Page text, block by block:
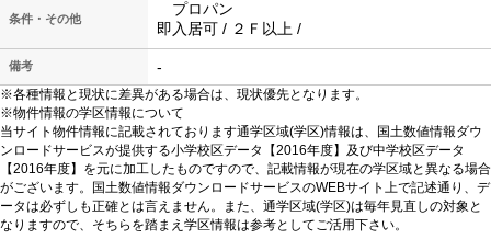
条件・その他
プロパン
即入居可 / ２Ｆ以上 /
備考 -
※各種情報と現状に差異がある場合は、現状優先となります。
※物件情報の学区情報について
当サイト物件情報に記載されております通学区域(学区)情報は、国土数値情報ダウ
ンロードサービスが提供する小学校区データ【2016年度】及び中学校区データ
【2016年度】を元に加工したものですので、記載情報が現在の学区域と異なる場合
がございます。国土数値情報ダウンロードサービスのWEBサイト上で記述通り、デ
ータは必ずしも正確とは言えません。また、通学区域(学区)は毎年見直しの対象と
なりますので、そちらを踏まえ学区情報は参考としてご活用下さい。